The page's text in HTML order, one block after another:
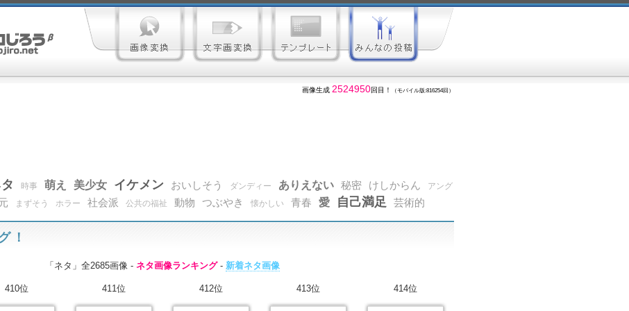
画像生成 2524950回目！ （モバイル版:816254回）
時事 萌え 美少女 イケメン おいしそう ダンディー ありえない 秘密 けしからん
アング
まずそう ホラー 社会派 公共の福祉 動物 つぶやき 懐かしい 青春 愛 自己満足 芸術的
！
「ネタ」全2685画像 - ネタ画像ランキング- 新着ネタ画像
410位 411位 412位 413位 414位